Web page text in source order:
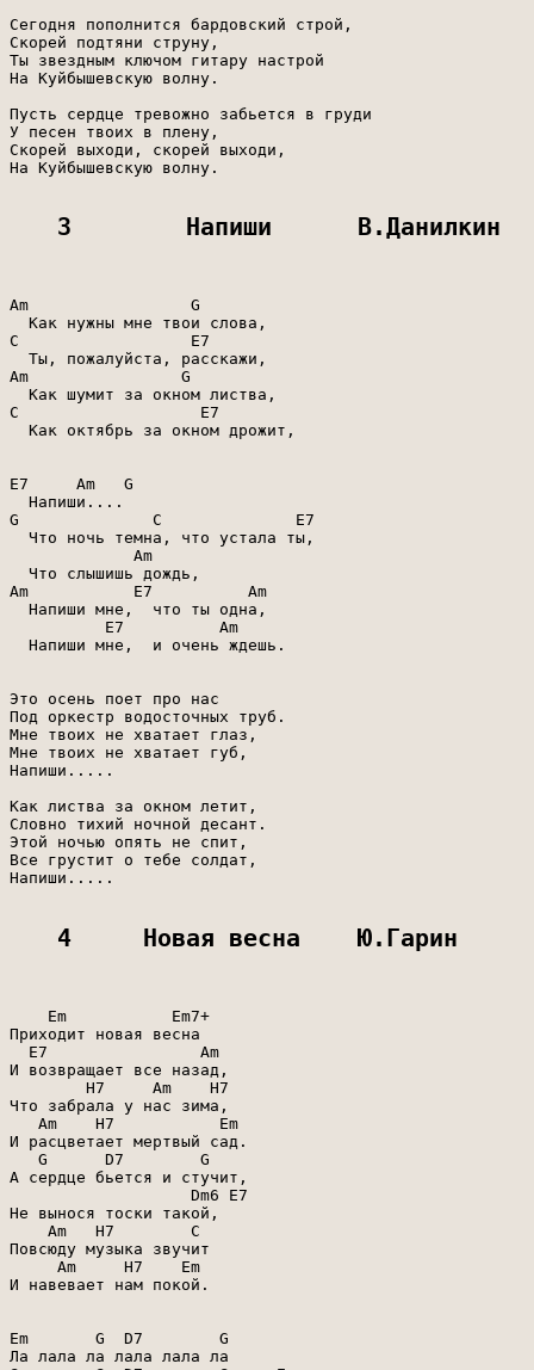
Сегодня пополнится бардовский строй,
Скорей подтяни струну,
Ты звездным ключом гитару настрой
На Куйбышевскую волну.
Пусть сердце тревожно забьется в груди
У песен твоих в плену,
Скорей выходи, скорей выходи,
На Куйбышевскую волну.
3        Напиши      В.Данилкин
Am                 G
  Как нужны мне твои слова,
C                  E7
  Ты, пожалуйста, расскажи,
Am                G
  Как шумит за окном листва,
C                   E7
  Как октябрь за окном дрожит,
E7     Am   G
  Напиши....
G              C              E7
  Что ночь темна, что устала ты,
             Am
  Что слышишь дождь,
Am           E7          Am
  Напиши мне,  что ты одна,
          E7          Am
  Напиши мне,  и очень ждешь.
Это осень поет про нас
Под оркестр водосточных труб.
Мне твоих не хватает глаз,
Мне твоих не хватает губ,
Напиши.....
Как листва за окном летит,
Словно тихий ночной десант.
Этой ночью опять не спит,
Все грустит о тебе солдат,
Напиши.....
4     Новая весна    Ю.Гарин
    Em           Em7+
Приходит новая весна
  E7                Am
И возвращает все назад,
        H7     Am    H7
Что забрала у нас зима,
   Am    H7           Em
И расцветает мертвый сад.
   G      D7        G
А сердце бьется и стучит,
                   Dm6 E7
Не вынося тоски такой,
    Am   H7        C
Повсюду музыка звучит
     Am     H7    Em
И навевает нам покой.
Em       G  D7        G
Ла лала ла лала лала ла